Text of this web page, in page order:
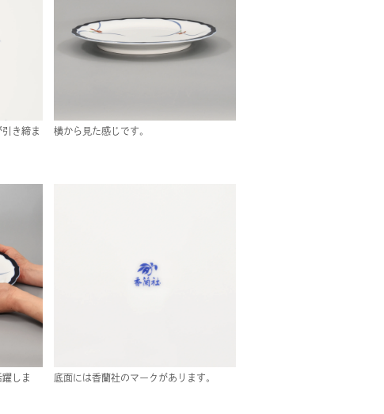
き締ま
横から見た感じです。
しま
底面には香蘭社のマークがあります。